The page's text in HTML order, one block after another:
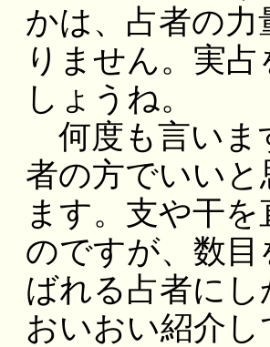
かは、占者の
りません。実
しょうね。
何度も言いま
者の方でいい
ます。支や干
のですが、数
ばれる占者に
おいおい紹介